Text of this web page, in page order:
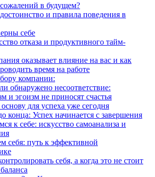
в будущем?
и правила поведения в
себе
отказа и продуктивного тайм-
оказывает влияние на вас и как
время на работе
компании:
обнаружено несоответствие:
и эгоизм не приносят счастья
для успеха уже сегодня
конца: Успех начинается с завершения
к себе: искусство самоанализа и
себя: путь к эффективной
себя, а когда это не стоит